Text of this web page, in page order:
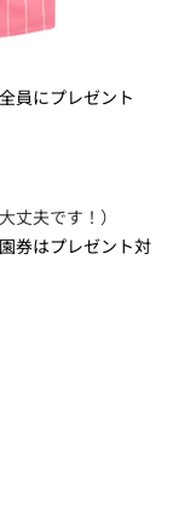
員にプレゼント
丈夫です！）
券はプレゼント対